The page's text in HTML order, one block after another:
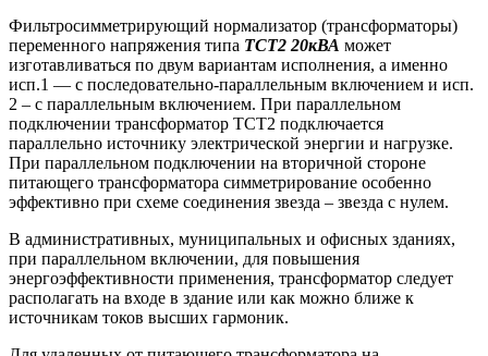
Фильтросимметрирующий нормализатор (трансформаторы)
переменного напряжения типа ТСТ2 20кВА может
изготавливаться по двум вариантам исполнения, а именно
исп.1 — с последовательно-параллельным включением и исп.
2 – с параллельным включением. При параллельном
подключении трансформатор ТСТ2 подключается
параллельно источнику электрической энергии и нагрузке.
При параллельном подключении на вторичной стороне
питающего трансформатора симметрирование особенно
эффективно при схеме соединения звезда – звезда с нулем.
В административных, муниципальных и офисных зданиях,
при параллельном включении, для повышения
энергоэффективности применения, трансформатор следует
располагать на входе в здание или как можно ближе к
источникам токов высших гармоник.